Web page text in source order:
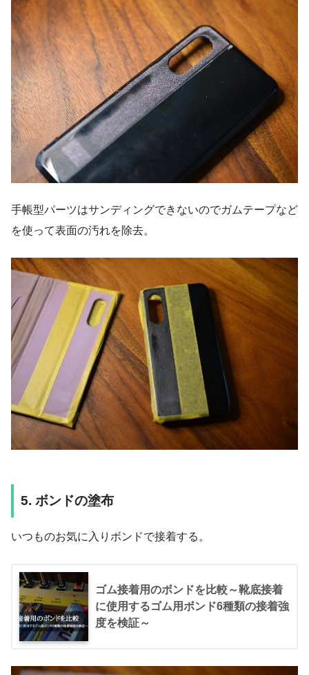
手帳型パーツはサンディングできないのでガムテープなど
を使って表面の汚れを除去。
5. ボンドの塗布
いつものお気に入りボンドで接着する。
ゴム接着用のボンドを比較～靴底接着
に使用するゴム用ボンド6種類の接着強
度を検証～